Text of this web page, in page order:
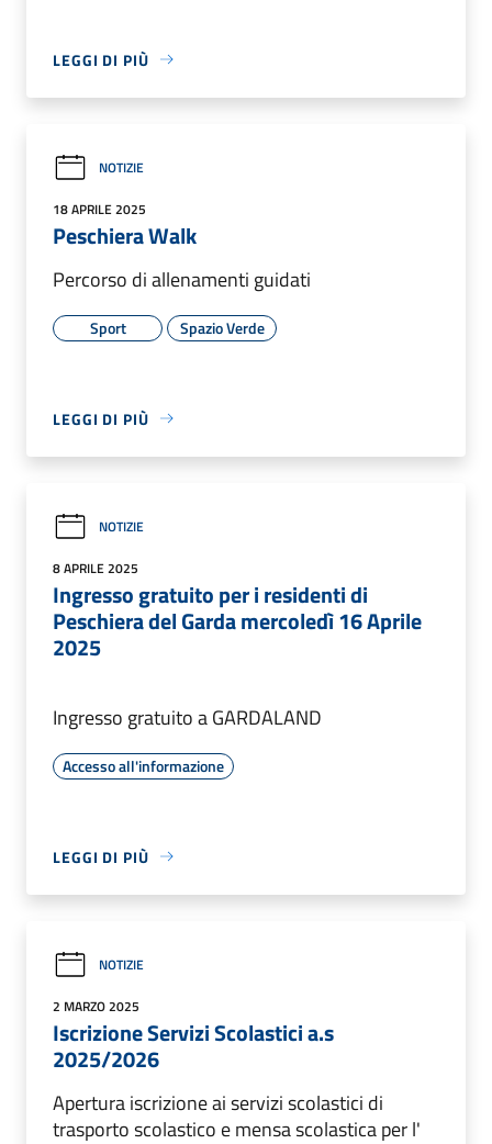
LEGGI DI PIÙ
NOTIZIE
18 APRILE 2025
Peschiera Walk
Percorso di allenamenti guidati
Sport Spazio Verde
LEGGI DI PIÙ
NOTIZIE
8 APRILE 2025
Ingresso gratuito per i residenti di
Peschiera del Garda mercoledì 16 Aprile
2025
Ingresso gratuito a GARDALAND
Accesso all'informazione
LEGGI DI PIÙ
NOTIZIE
2 MARZO 2025
Iscrizione Servizi Scolastici a.s
2025/2026
Apertura iscrizione ai servizi scolastici di
trasporto scolastico e mensa scolastica per l'